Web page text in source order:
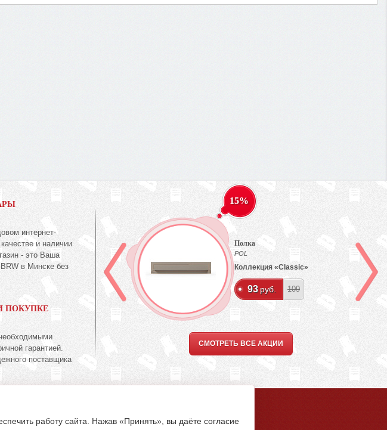
интернет-
и наличии
- это Ваша
в Минске без
ПОКУПКЕ
гарантией.
поставщика
15%
Полка
POL
Коллекция «Classic»
93 руб. 109
СМОТРЕТЬ ВСЕ АКЦИИ
работу сайта. Нажав «Принять», вы даёте согласие